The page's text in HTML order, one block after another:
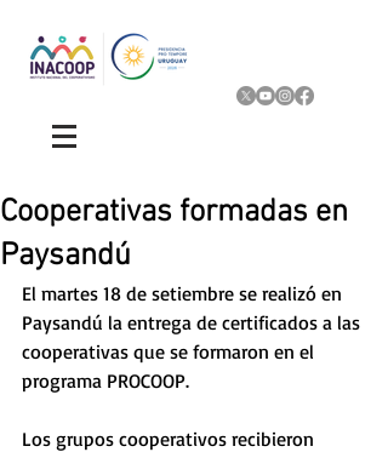
Cooperativas formadas en
Paysandú
El martes 18 de setiembre se realizó en
Paysandú la entrega de certificados a las
cooperativas que se formaron en el
programa PROCOOP.
Los grupos cooperativos recibieron